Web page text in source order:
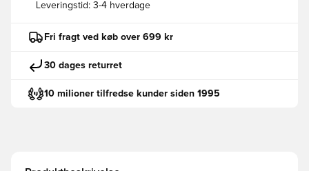
Leveringstid: 3-4 hverdage
Fri fragt ved køb over 699 kr
30 dages returret
10 milioner tilfredse kunder siden 1995